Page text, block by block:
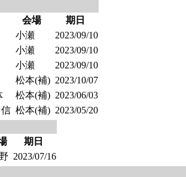
会場
期日
小瀬
2023/09/10
小瀬
2023/09/10
小瀬
2023/09/10
松本(補) 2023/10/07
松本(補) 2023/06/03
信 松本(補) 2023/05/20
期日
2023/07/16